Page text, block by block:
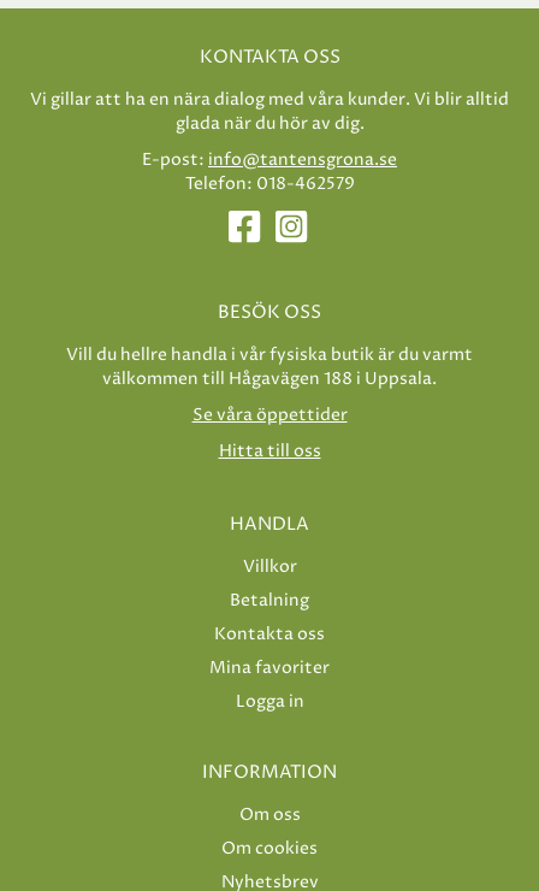
KONTAKTA OSS
Vi gillar att ha en nära dialog med våra kunder. Vi blir alltid
glada när du hör av dig.
E-post: info@tantensgrona.se
Telefon: 018-462579
BESÖK OSS
Vill du hellre handla i vår fysiska butik är du varmt
välkommen till Hågavägen 188 i Uppsala.
Se våra öppettider
Hitta till oss
HANDLA
Villkor
Betalning
Kontakta oss
Mina favoriter
Logga in
INFORMATION
Om oss
Om cookies
Nyhetsbrev